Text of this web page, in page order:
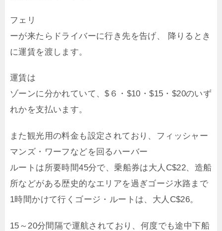
フェリ
ーが来たらドライバーに行き先を告げ、 降りるとき
に運賃を渡します。
運賃は
ゾーンに分かれていて、$６・$10・$15・$20のいず
れかを支払います。
また観光用の料金も設定されており、フィッシャー
マンズ・ワーフなどを回るハーバー
ルートは所要時間45分で、乗船券は大人C$22、造船
所などがある歴史的なエリアを過ぎゴージ水路まで
1時間かけて行くゴージ・ルートは、大人C$26。
15～20分間隔で運航されており、何度でも途中下船